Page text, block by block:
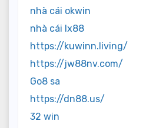
nhà cái okwin
nhà cái lx88
https://kuwinn.living/
https://jw88nv.com/
Go8 sa
https://dn88.us/
32 win